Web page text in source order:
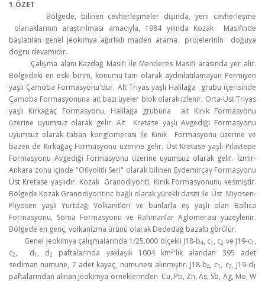
1.ÖZET
Bölgede, bilinen cevherleşmeler dışında, yeni cevherleşme
olanaklarının araştırılması amacıyla, 1984 yılında Kozak Masifinde
başlatılan genel jeokimya ağırlıklı maden arama projelerinin doğuya
doğru devamıdır.
Çalışma alanı Kazdağ Masifi ile Menderes Masifi arasında yer alır.
Bölgedeki en eski birim, konumu tam olarak aydınlatılamayan Permiyen
yaşlı Çamoba Formasyonu'dur. Alt Triyas yaşlı Halilağa grubu içerisinde
Çamoba Formasyonuna ait bazı üyeler blok olarak izlenir. Orta-Üst Triyas
yaşlı Kırkağaç Formasyonu, Halilağa grubuna ait Kınık Formasyonu
üzerine uyumsuz olarak gelir. Alt Kretase yaşlı Avgediği Formasyonu
uyumsuz olarak taban konglomerası ile Kınık Formasyonu üzerine ve
bazen de Kırkağaç Formasyonu üzerine gelir. Üst Kretase yaşlı Pilavtepe
Formasyonu Avgediği Formasyonu üzerine uyumsuz olarak gelir. İzmir-
Ankara zonu içinde "Ofiyolitli Seri" olarak bilinen Eydemirçay Formasyonu
Üst Kretase yaşlıdır. Kozak Granodiyoriti, Kınık Formasyonunu kesmiştir.
Bölgede Kozak Granodiyoritinc bağlı olarak yürekli dasiti ile Üst Miyosen-
Pliyosen yaşlı Yurtdağ Volkanitleri ve bunlarla eş yaşlı olan Ballıca
Formasyonu, Soma Formasyonu ve Rahmanlar Aglomerası yüzeylenir.
Bölgede en genç, volkanizma ürünü olarak Dededağ bazaltı görülür.
Genel jeokimya çalışmalarında 1/25.000 ölçekli J18-b4, c1, c2 ve J19-c1,
c2, d1 , d2 paftalarında yaklaşık 1004 km2'lik alandan 395 adet
sediman numune, 7 adet kayaç, numunesi alınmıştır. J18-b4, c1, c2, J19-d1
paftalarından alınan jeokimya örneklerinden Cu, Pb, Zn, As, Sb, Ag, Mo, W